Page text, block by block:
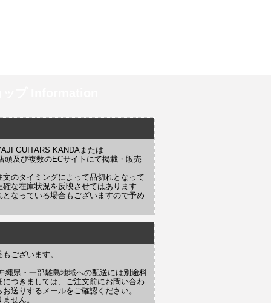
GUITARS KANDAまたは
頭及び複数のECサイトにて掲載・販売
のタイミングによって品切れとなって
な在庫状況を反映させてはあります
なっている場合もございますので予め
ございます。
縄県・一部離島地域への配送には別途料
つきましては、ご注文前にお問い合わ
送りするメールをご確認ください。
せん。